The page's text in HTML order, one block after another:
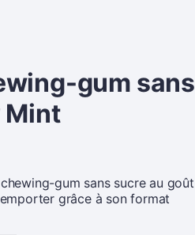
gum sans
Mint
gum sans sucre au goût
grâce à son format